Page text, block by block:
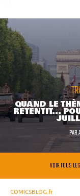
QUAND LE
RETENTIT...
PAR
VOIR TOUS
COMICSBLOG.fr